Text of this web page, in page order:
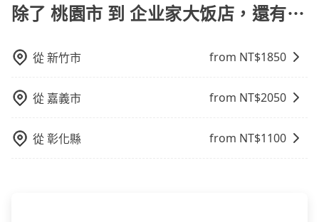
月台排隊的時間約15分鐘，再乘坐30~43分鐘（平均38
分）的高鐵從桃園站前往台中高鐵站，每人票價540元，
後約花35分鐘、車費400元後，抵達企业家大饭店 (台中
假設3位同行，高鐵加轉乘之平均每人花費為810元。但
約790元，費時1小時46分鐘。選擇搭乘高鐵而不預約包
車，不僅每人至少額外負擔20元車資，而且更會額外浪
當天就要來回，那在桃園路邊可隨租隨借的iRent應該是
你最便宜選擇。註冊完iRent的app後，可以每小時
市（大園區）到企业家大饭店的花費預估為
達目的地後多久原路返回），雖已將eTag和可能的每小
時40元路邊停車費用預估進去，但額外的汽車保險與可
能的罰單都需自付。再者，和運的iRent只提供最基本的
車型，如Toyota Yaris、Prius C、Vios這類乘坐體驗較
除了 桃園市 到 企业家大饭店，還有⋯
從新竹市 from NT$1850
從 嘉義市 from NT$2050
從彰化縣 from NT$1100